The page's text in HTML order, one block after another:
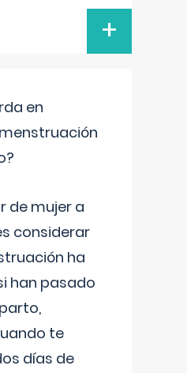
+
en
de mujer a
considerar
ha
han pasado
te
días de